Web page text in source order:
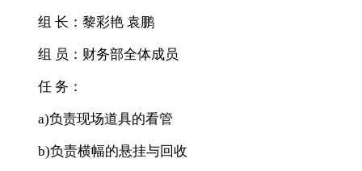
组 长：黎彩艳 袁鹏
组 员：财务部全体成员
任 务：
a)负责现场道具的看管
b)负责横幅的悬挂与回收